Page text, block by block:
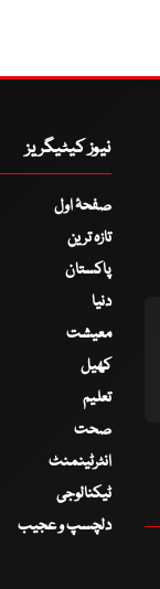
نیوز کیٹیگریز
صفحۂ اول
تازہ ترین
پاکستان
دنیا
معیشت
کھیل
تعلیم
صحت
انٹرٹینمنٹ
ٹیکنالوجی
دلچسپ و عجیب